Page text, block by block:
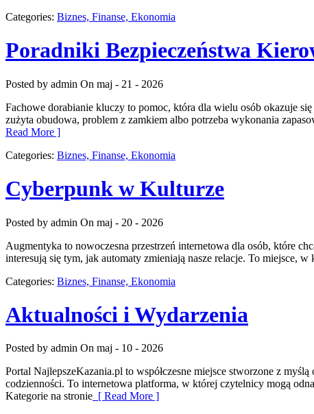
Categories: Biznes, Finanse, Ekonomia
Poradniki Bezpieczeństwa
Posted by admin On maj - 21 - 2026
Fachowe dorabianie kluczy to pomoc, która dla wielu osób okazuje
zużyta obudowa, problem z zamkiem albo potrzeba wykonania
Read More ]
Categories: Biznes, Finanse, Ekonomia
Cyberpunk w Kulturze
Posted by admin On maj - 20 - 2026
Augmentyka to nowoczesna przestrzeń internetowa dla osób, które
interesują się tym, jak automaty zmieniają nasze relacje. To miejsce,
Categories: Biznes, Finanse, Ekonomia
Aktualności i Wydarzenia
Posted by admin On maj - 10 - 2026
Portal NajlepszeKazania.pl to współczesne miejsce stworzone z
codzienności. To internetowa platforma, w której czytelnicy mogą
Kategorie na stronie [ Read More ]